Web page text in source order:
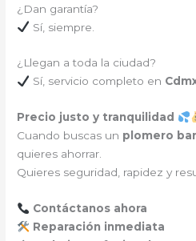
¿Dan garantía?
Sí, siempre.
¿Llegan a toda la ciudad?
Sí, servicio completo en
Precio justo y tranquilidad
Cuando buscas un plomero
quieres ahorrar.
Quieres seguridad, rapidez y
Contáctanos ahora
Reparación inmediata